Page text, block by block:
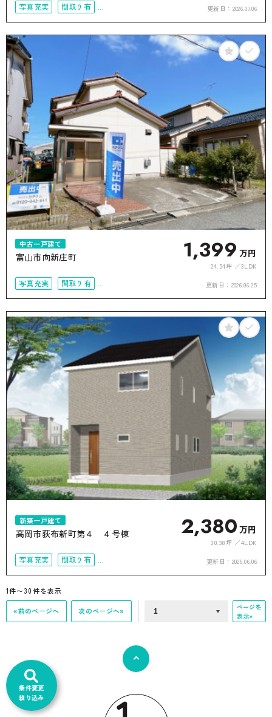
写真充実
間取り有
更新日： 2026.07.06
中古一戸建て
富山市向新庄町 1,399 万円
24.54坪 3LDK
写真充実
間取り有
更新日： 2026.06.25
新築一戸建て
高岡市荻布新町第４ ４号棟 2,380 万円
30.38坪 4LDK
写真充実
間取り有
オール電化
更新日： 2026.06.06
1件〜30件を表示
«前のページへ 次のページへ»
ページを
表示»
条件変更
絞り込み